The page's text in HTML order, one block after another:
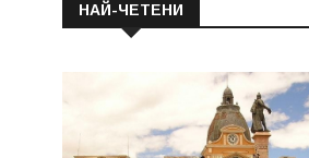
НАЙ-ЧЕТЕНИ